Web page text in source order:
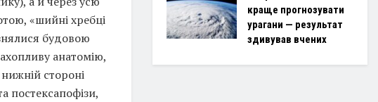
«шийні хребці
будовою
анатомію,
стороні
постексапофізи,
краще прогнозувати
урагани — результат
здивував вчених